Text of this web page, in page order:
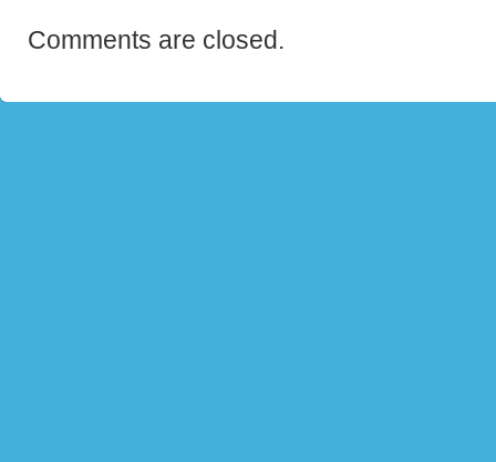
Comments are closed.